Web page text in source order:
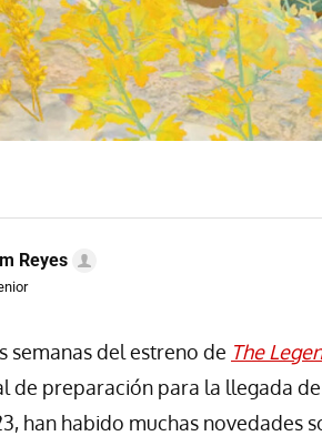
Reyes
semanas del estreno de The
de preparación para la llegada
han habido muchas novedades